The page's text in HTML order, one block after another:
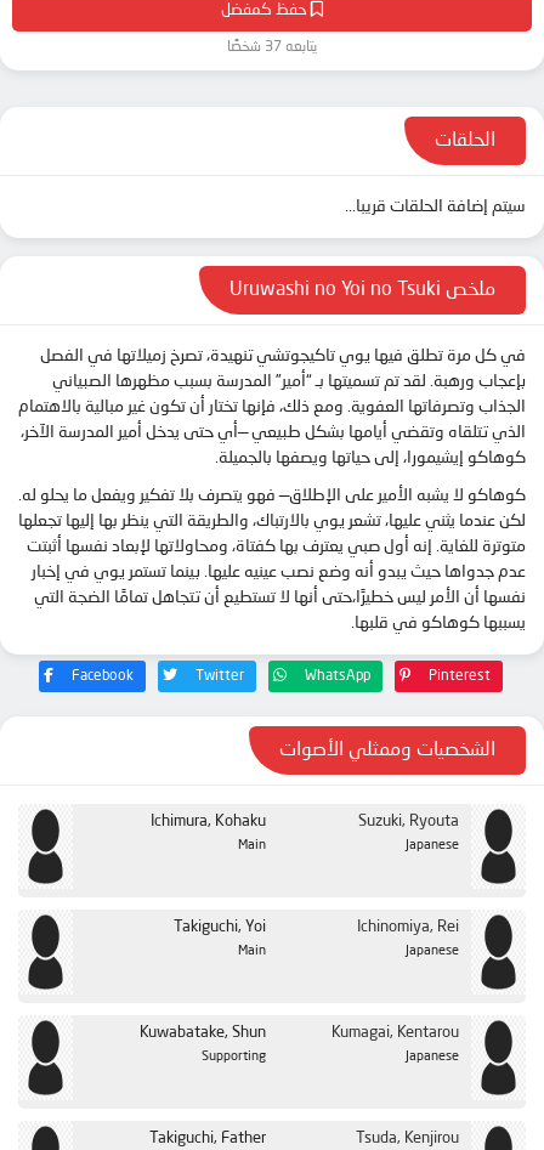
حفظ كمفضل
يتابعه 37 شخصًا
الحلقات
سيتم إضافة الحلقات قريبا...
ملخص Uruwashi no Yoi no Tsuki
في كل مرة تطلق فيها يوي تاكيجوتشي تنهيدة، تصرخ زميلاتها في الفصل
بإعجاب ورهبة. لقد تم تسميتها بـ “أمير” المدرسة بسبب مظهرها الصبياني
الجذاب وتصرفاتها العفوية. ومع ذلك، فإنها تختار أن تكون غير مبالية بالاهتمام
الذي تتلقاه وتقضي أيامها بشكل طبيعي —أي حتى يدخل أمير المدرسة الآخر،
كوهاكو إيشيمورا، إلى حياتها ويصفها بالجميلة.
كوهاكو لا يشبه الأمير على الإطلاق— فهو يتصرف بلا تفكير ويفعل ما يحلو له.
لكن عندما يثني عليها، تشعر يوي بالارتباك، والطريقة التي ينظر بها إليها تجعلها
متوترة للغاية. إنه أول صبي يعترف بها كفتاة، ومحاولاتها لإبعاد نفسها أثبتت
عدم جدواها حيث يبدو أنه وضع نصب عينيه عليها. بينما تستمر يوي في إخبار
نفسها أن الأمر ليس خطيرًا،حتى أنها لا تستطيع أن تتجاهل تمامًا الضجة التي
يسببها كوهاكو في قلبها.
Facebook Twitter WhatsApp Pinterest
الشخصيات وممثلي الأصوات
Ichimura, Kohaku
Main
Suzuki, Ryouta
Japanese
Takiguchi, Yoi
Main
Ichinomiya, Rei
Japanese
Kuwabatake, Shun
Supporting
Kumagai, Kentarou
Japanese
Takiguchi, Father Tsuda, Kenjirou